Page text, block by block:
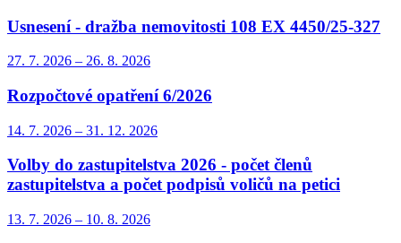
Usnesení - dražba nemovitosti 108 EX 4450/25-327
27. 7. 2026 – 26. 8. 2026
Rozpočtové opatření 6/2026
14. 7. 2026 – 31. 12. 2026
Volby do zastupitelstva 2026 - počet členů
zastupitelstva a počet podpisů voličů na petici
13. 7. 2026 – 10. 8. 2026